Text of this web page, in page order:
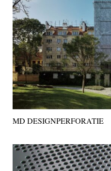
MD DESIGNPERFORATIE